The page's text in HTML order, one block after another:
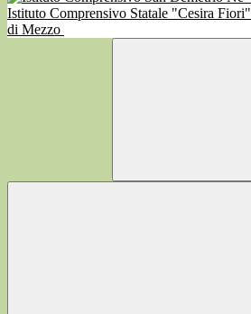
Istituto Comprensivo Statale "Cesira Fiori"
di Mezzo